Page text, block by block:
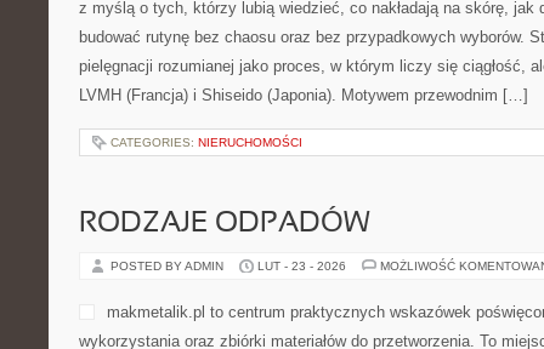
YVES ROCHER (FRANCJA)
POSTED BY ADMIN LUT - 23 - 2026 MOŻLIWOŚĆ
johnmasters-polska.pl to
się światem beauty i chcą
miejsce stworzone z
jak budować rutynę bez